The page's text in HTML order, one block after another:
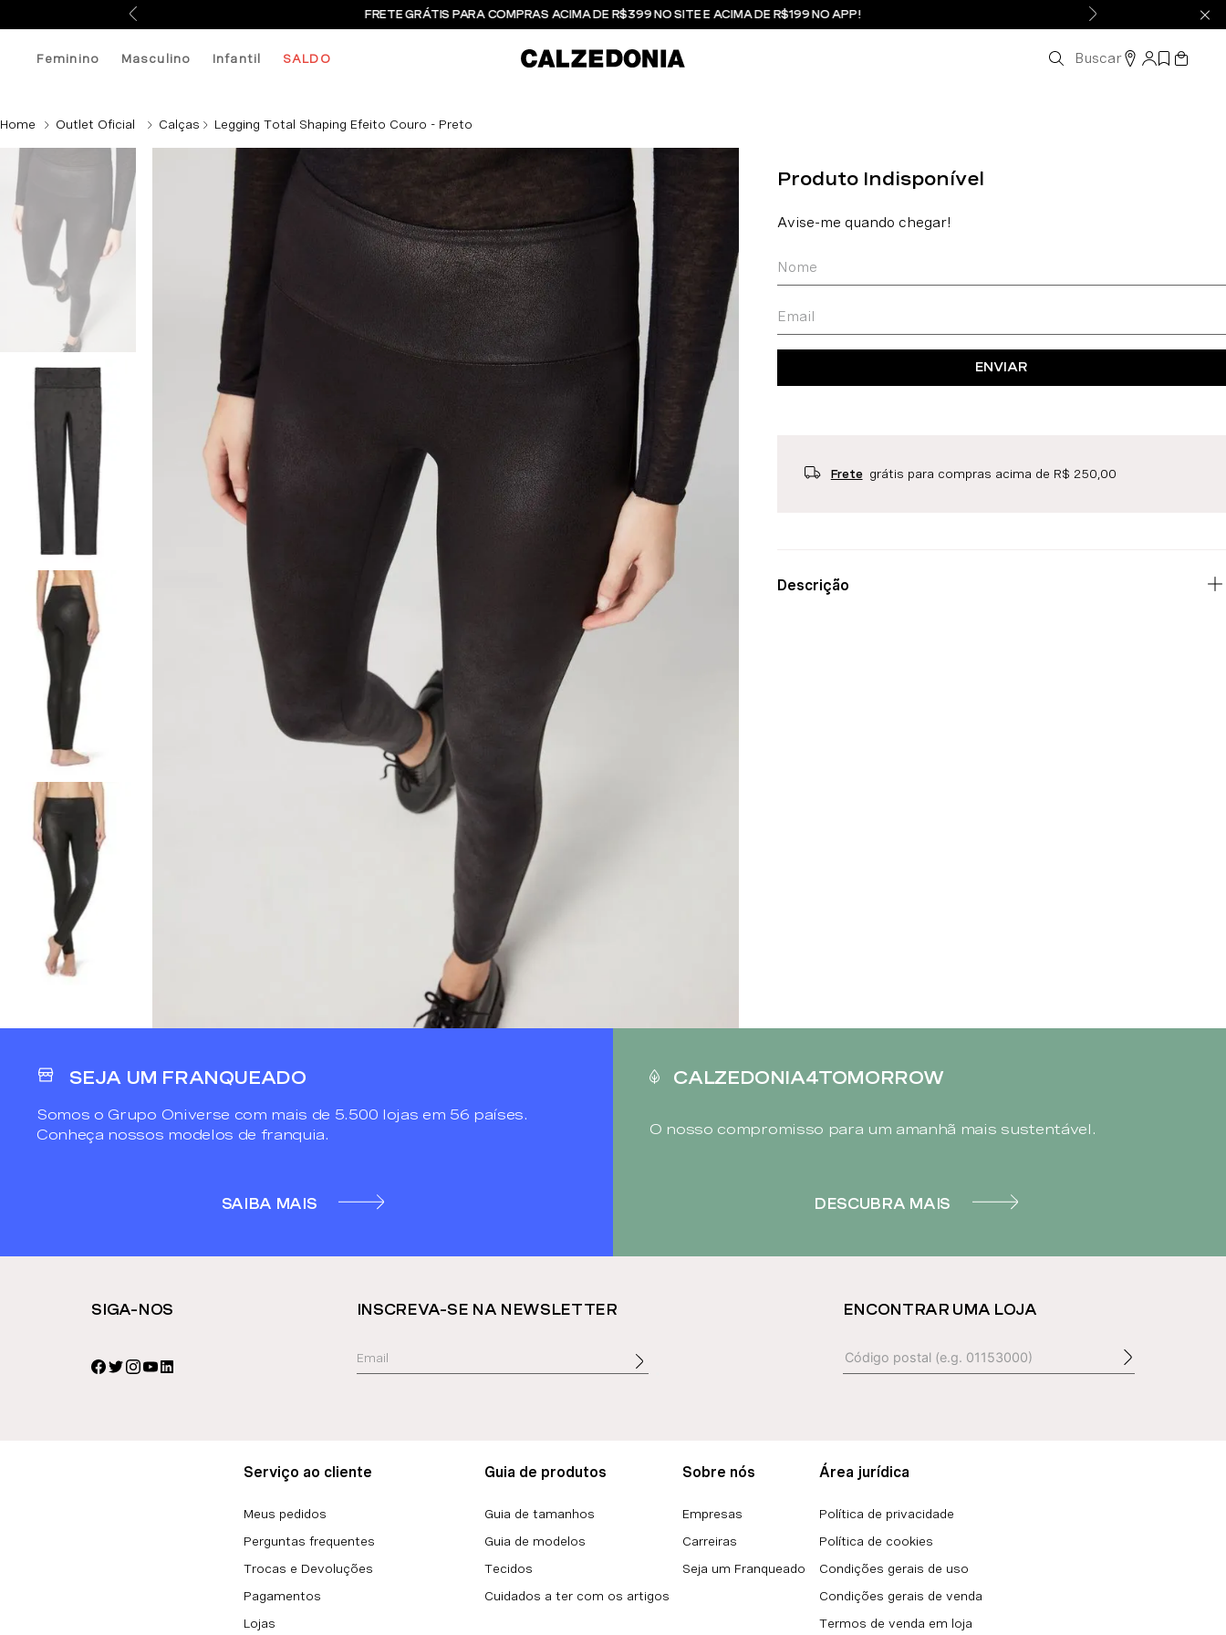
FRETE GRÁTIS PARA COMPRAS ACIMA DE R$399 NO SITE E ACIMA DE R$199 NO APP!
Feminino Masculino Infantil SALDO Buscar
Outlet Oficial Calças Legging Total Shaping Efeito Couro - Preto
ENVIAR
Frete grátis para compras acima de R$ 250,00
Descrição
SEJA UM FRANQUEADO
Somos o Grupo Oniverse com mais de 5.500 lojas em 56 países.
Conheça nossos modelos de franquia.
SAIBA MAIS
CALZEDONIA4TOMORROW
O nosso compromisso para um amanhã mais sustentável.
DESCUBRA MAIS
SIGA-NOS INSCREVA-SE NA NEWSLETTER ENCONTRAR UMA LOJA
Serviço ao cliente
Meus pedidos
Perguntas frequentes
Trocas e Devoluções
Pagamentos
Lojas
Guia de produtos
Guia de tamanhos
Guia de modelos
Tecidos
Cuidados a ter com os artigos
Sobre nós
Empresas
Carreiras
Seja um Franqueado
Área jurídica
Política de privacidade
Política de cookies
Condições gerais de uso
Condições gerais de venda
Termos de venda em loja